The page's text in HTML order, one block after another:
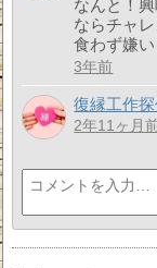
なんと！
ならチャ
食わず嫌
3年前
復縁工作
2年11ヶ月